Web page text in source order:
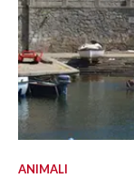
ANIMALI